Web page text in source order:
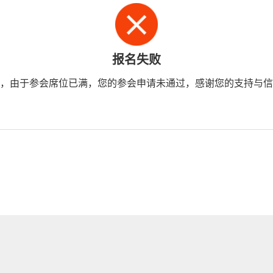
报名失败
由于参会席位已满，您的参会申请未通过，感谢您的支持与